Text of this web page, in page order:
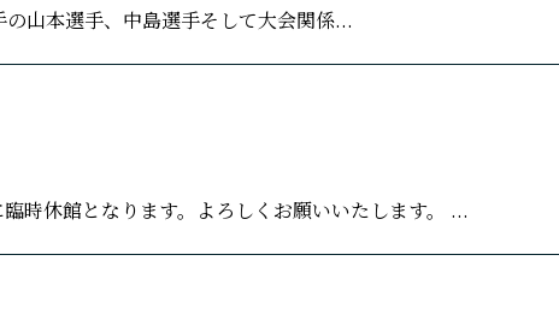
山本選手、中島選手そして大会関係...
時休館となります。よろしくお願いいたします。 ...